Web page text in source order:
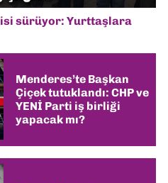
sürüyor: Yurttaşlara
Menderes’te Başkan
Çiçek tutuklandı: CHP ve
YENİ Parti iş birliği
yapacak mı?